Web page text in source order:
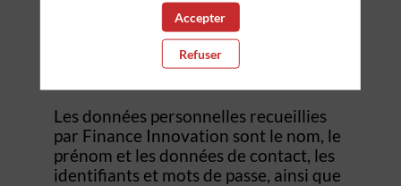
évènement, d’accéder au site d’un
évènement, et de consulter les
informations relatives à l’organisation
Les données personnelles recueillies
par Finance Innovation sont le nom, le
prénom et les données de contact, les
identifiants et mots de passe, ainsi que
Accepter
Refuser